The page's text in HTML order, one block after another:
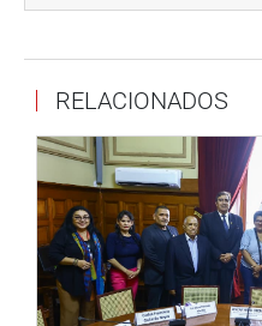
municipalidades
A su turno, el vocero de
Alejandro Soto Reyes,
busca modificar la Ley
son las encargadas
planes de renovación
debe analizar nuevamente
las municipalidades del
“La Municipalidad
RELACIONADOS